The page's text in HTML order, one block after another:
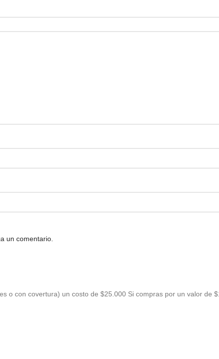
un comentario.
o con covertura) un costo de $25.000 Si compras por un valor de